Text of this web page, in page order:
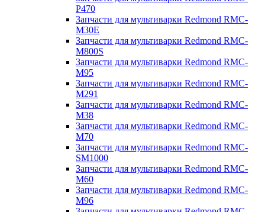
P470
Запчасти для мультиварки Redmond RMC-
M30E
Запчасти для мультиварки Redmond RMC-
M800S
Запчасти для мультиварки Redmond RMC-
M95
Запчасти для мультиварки Redmond RMC-
M291
Запчасти для мультиварки Redmond RMC-
M38
Запчасти для мультиварки Redmond RMC-
M70
Запчасти для мультиварки Redmond RMC-
SM1000
Запчасти для мультиварки Redmond RMC-
M60
Запчасти для мультиварки Redmond RMC-
M96